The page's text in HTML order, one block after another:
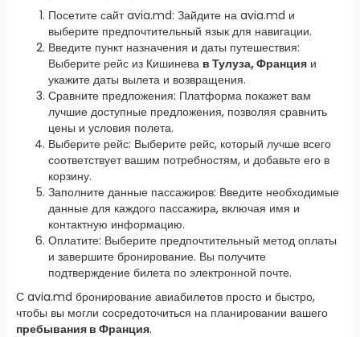
Посетите сайт avia.md: Зайдите на avia.md и
выберите предпочтительный язык для навигации.
Введите пункт назначения и даты путешествия:
Выберите рейс из Кишинева в Тулуза, Франция и
укажите даты вылета и возвращения.
Сравните предложения: Платформа покажет вам
лучшие доступные предложения, позволяя сравнить
цены и условия полета.
Выберите рейс: Выберите рейс, который лучше всего
соответствует вашим потребностям, и добавьте его в
корзину.
Заполните данные пассажиров: Введите необходимые
данные для каждого пассажира, включая имя и
контактную информацию.
Оплатите: Выберите предпочтительный метод оплаты
и завершите бронирование. Вы получите
подтверждение билета по электронной почте.
С avia.md бронирование авиабилетов просто и быстро,
чтобы вы могли сосредоточиться на планировании вашего
пребывания в Франция.